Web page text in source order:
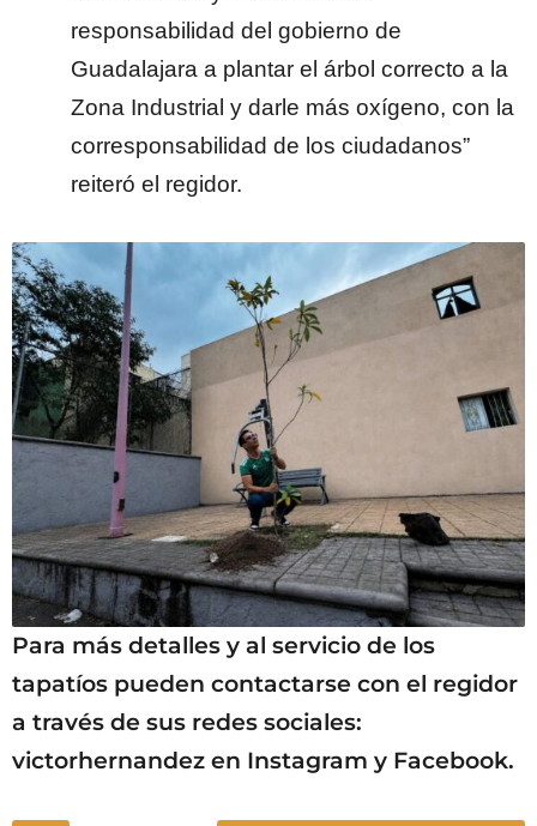
responsabilidad del gobierno de
Guadalajara a plantar el árbol correcto a la
Zona Industrial y darle más oxígeno, con la
corresponsabilidad de los ciudadanos”
reiteró el regidor.
Para más detalles y al servicio de los
tapatíos pueden contactarse con el regidor
a través de sus redes sociales:
victorhernandez en Instagram y Facebook.